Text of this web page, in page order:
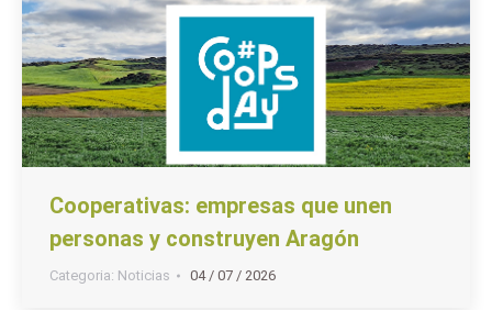
Cooperativas: empresas que unen
personas y construyen Aragón
Categoria: Noticias 04 / 07 / 2026